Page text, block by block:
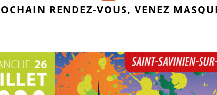
RENDEZ-VOUS, VENEZ